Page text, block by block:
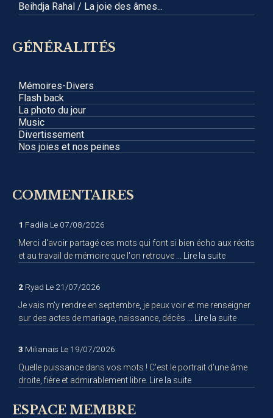
Beihdja Rahal / La joie des âmes...
GÉNÉRALITÉS
Mémoires-Divers
Flash back
La photo du jour
Music
Divertissement
Nos joies et nos peines
COMMENTAIRES
1 Fadila Le 07/08/2026
Merci d'avoir partagé ces mots qui font si bien écho aux récits
et au travail de mémoire que l'on retrouve ... Lire la suite
2 Ryad Le 21/07/2026
Je vais m'y rendre en septembre, je peux voir et me renseigner
sur des actes de mariage, naissance, décès ... Lire la suite
3 Milianais Le 19/07/2026
Quelle puissance dans vos mots ! C'est le portrait d'une âme
droite, fière et admirablement libre. Lire la suite
ESPACE MEMBRE